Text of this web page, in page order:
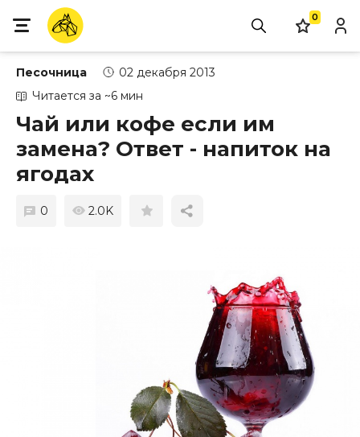
0
Песочница
02 декабря 2013
Читается за ~6 мин
Чай или кофе если им
замена? Ответ - напиток на
ягодах
0 2.0K